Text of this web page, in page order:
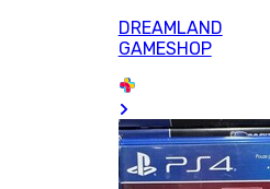
DREAMLAND
GAMESHOP